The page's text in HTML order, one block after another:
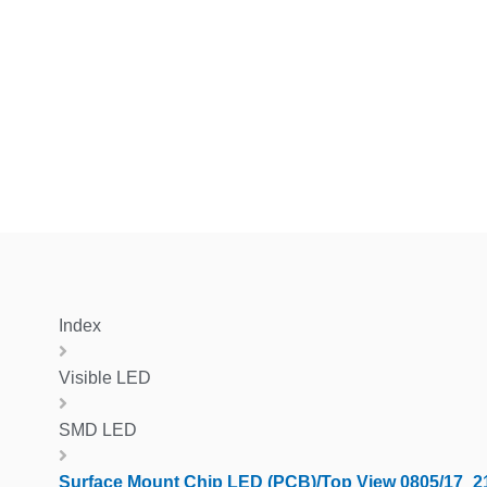
Index
Visible LED
SMD LED
Surface Mount Chip LED (PCB)/Top View 0805/